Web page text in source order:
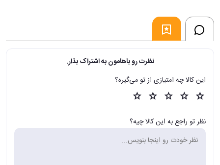
نظرت رو باهامون به اشتراک بذار.
این کالا چه امتیازی از تو می‌گیره؟
نظر تو راجع به این کالا چیه؟